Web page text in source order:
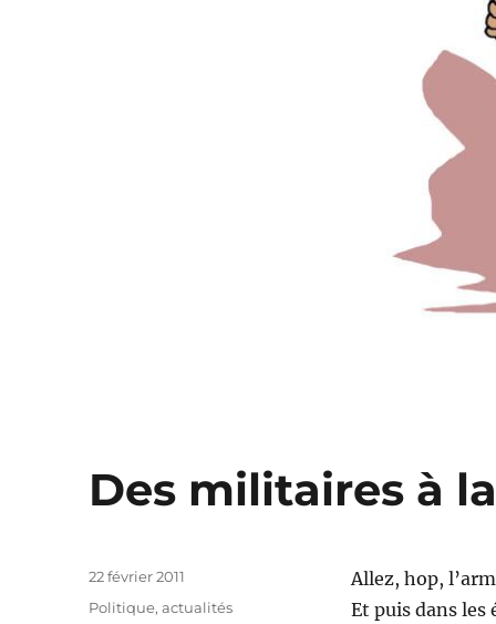
Des militaires à
Allez, hop,
Et puis dans les
Publié
22 février 2011
Catégories
Politique, actualités